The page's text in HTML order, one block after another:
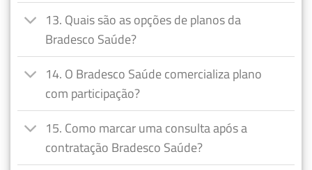
13. Quais são as opções de planos da
Bradesco Saúde?
14. O Bradesco Saúde comercializa plano
com participação?
15. Como marcar uma consulta após a
contratação Bradesco Saúde?